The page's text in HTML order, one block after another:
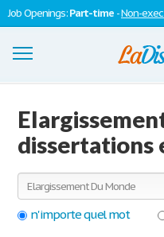
Job Openings:Part-time -Non-
S'inscrire
Se connecter
Contactez-nous
dissertations
n'importe quel mot